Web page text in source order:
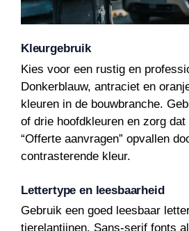
Kleurgebruik
Kies voor een rustig en
Donkerblauw, antraciet en
kleuren in de bouwbranche.
of drie hoofdkleuren en zorg dat
“Offerte aanvragen” opvallen
contrasterende kleur.
Lettertype en leesbaarheid
Gebruik een goed leesbaar
tierelantijnen. Sans-serif fonts